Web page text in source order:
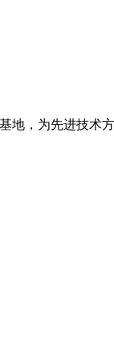
地，为先进技术